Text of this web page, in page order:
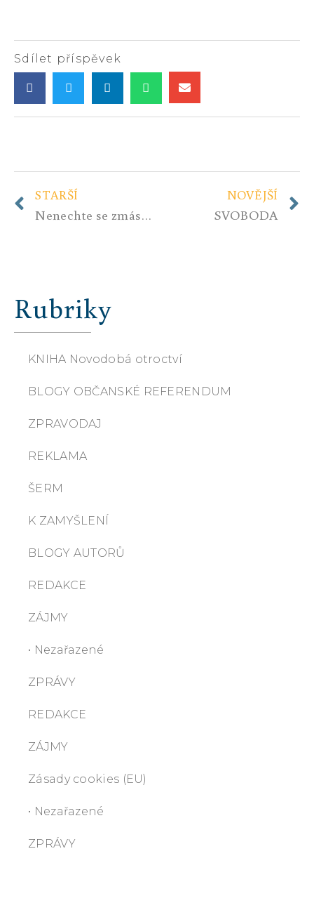
Sdílet příspěvek
STARŠÍ
Nenechte se zmást, plán na zánik České republiky pokračuje
NOVĚJŠÍ
SVOBODA
Rubriky
KNIHA Novodobá otroctví
BLOGY OBČANSKÉ REFERENDUM
ZPRAVODAJ
REKLAMA
ŠERM
K ZAMYŠLENÍ
BLOGY AUTORŮ
REDAKCE
ZÁJMY
• Nezařazené
ZPRÁVY
REDAKCE
ZÁJMY
Zásady cookies (EU)
• Nezařazené
ZPRÁVY